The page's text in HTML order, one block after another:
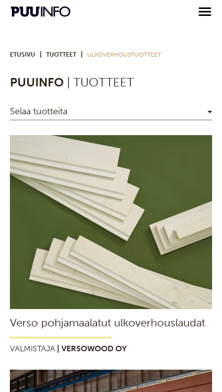
ETUSIVU TUOTTEET ULKOVERHOUSTUOTTEET
PUUINFO | TUOTTEET
Selaa tuotteita
Verso pohjamaalatut ulkoverhouslaudat
VALMISTAJA | VERSOWOOD OY